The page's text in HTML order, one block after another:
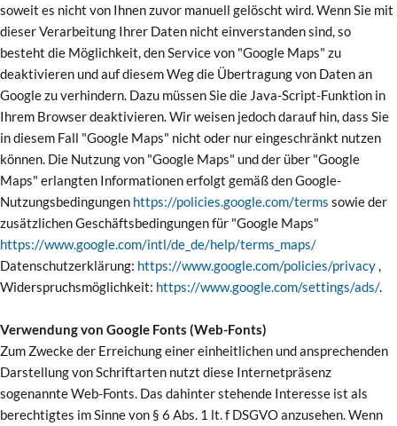
soweit es nicht von Ihnen zuvor manuell gelöscht wird. Wenn Sie mit
dieser Verarbeitung Ihrer Daten nicht einverstanden sind, so
besteht die Möglichkeit, den Service von "Google Maps" zu
deaktivieren und auf diesem Weg die Übertragung von Daten an
Google zu verhindern. Dazu müssen Sie die Java-Script-Funktion in
Ihrem Browser deaktivieren. Wir weisen jedoch darauf hin, dass Sie
in diesem Fall "Google Maps" nicht oder nur eingeschränkt nutzen
können. Die Nutzung von "Google Maps" und der über "Google
Maps" erlangten Informationen erfolgt gemäß den Google-
Nutzungsbedingungen https://policies.google.com/terms sowie der
zusätzlichen Geschäftsbedingungen für "Google Maps"
https://www.google.com/intl/de_de/help/terms_maps/
Datenschutzerklärung: https://www.google.com/policies/privacy,
Widerspruchsmöglichkeit: https://www.google.com/settings/ads/.
Verwendung von Google Fonts (Web-Fonts)
Zum Zwecke der Erreichung einer einheitlichen und ansprechenden
Darstellung von Schriftarten nutzt diese Internetpräsenz
sogenannte Web-Fonts. Das dahinter stehende Interesse ist als
berechtigtes im Sinne von § 6 Abs. 1 lt. f DSGVO anzusehen. Wenn